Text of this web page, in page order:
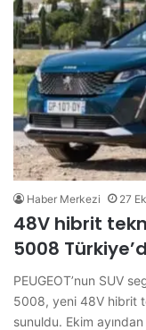
Haber Merkezi 27
48V hibrit
5008
PEUGEOT’nun SUV
5008, yeni 48V hibrit
sunuldu. Ekim